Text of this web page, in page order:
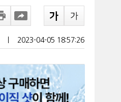
2023-04-05 18:57:26